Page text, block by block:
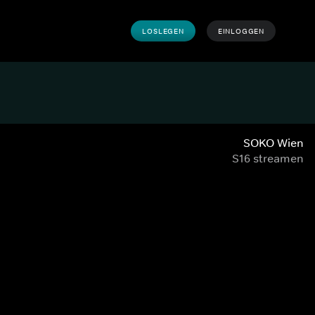
LOSLEGEN EINLOGGEN
SOKO Wien
S16 streamen